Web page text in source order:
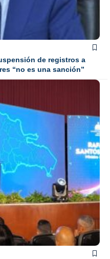
de registros a
“no es una sanción”